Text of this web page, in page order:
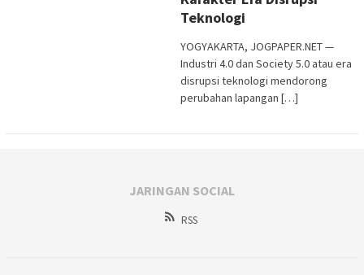
Teknologi
YOGYAKARTA, JOGPAPER.NET —
Industri 4.0 dan Society 5.0 atau era
disrupsi teknologi mendorong
perubahan lapangan […]
JARINGAN SOCIAL
RSS